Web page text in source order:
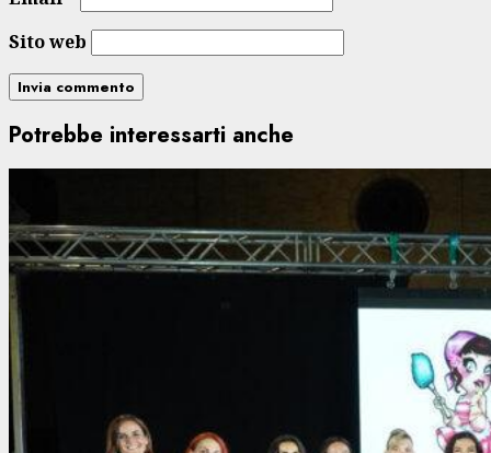
Sito web
Potrebbe interessarti anche